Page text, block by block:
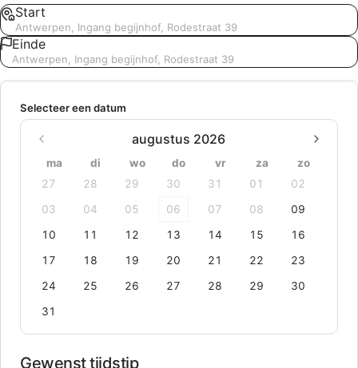
Start
Antwerpen, Ingang begijnhof, Rodestraat 39
Einde
Antwerpen, Ingang begijnhof, Rodestraat 39
Selecteer een datum
augustus 2026
ma di wo do vr za
zo
27
28 29 30 31 01
02
03
04 05 06 07 08
09
10
11 12 13 14 15
16
17
18 19 20 21 22
23
24
25 26 27 28 29
30
31
Gewenst tijdstip